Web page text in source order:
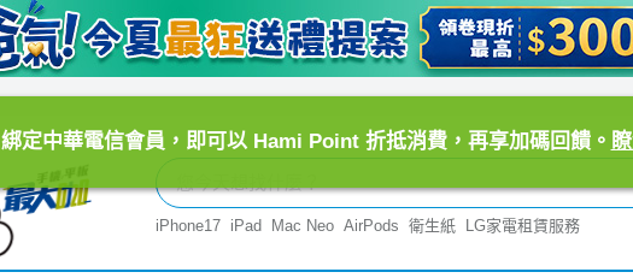
iPhone17 iPad Mac Neo AirPods 衛生紙 LG家電租賃服務
綁定中華電信會員，即可以 Hami Point 折抵消費，再享加碼回饋。